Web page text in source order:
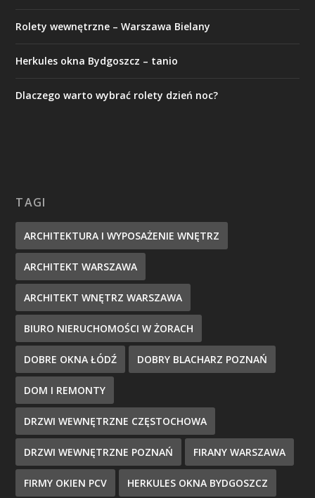
Rolety wewnętrzne – Warszawa Bielany
Herkules okna Bydgoszcz – tanio
Dlaczego warto wybrać rolety dzień noc?
TAGI
ARCHITEKTURA I WYPOSAŻENIE WNĘTRZ
ARCHITEKT WARSZAWA
ARCHITEKT WNĘTRZ WARSZAWA
BIURO NIERUCHOMOŚCI W ŻORACH
DOBRE OKNA ŁÓDŹ DOBRY BLACHARZ POZNAŃ
DOM I REMONTY
DRZWI WEWNĘTRZNE CZĘSTOCHOWA
DRZWI WEWNĘTRZNE POZNAŃ FIRANY WARSZAWA
FIRMY OKIEN PCV HERKULES OKNA BYDGOSZCZ